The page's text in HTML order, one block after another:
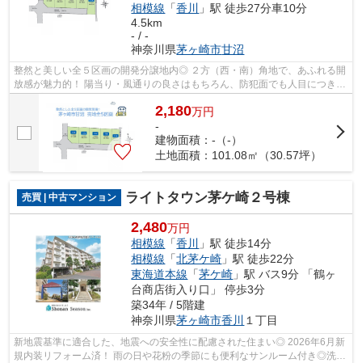
相模線 「香川 」駅 徒歩27分車10分
4.5km
- / -
神奈川県茅ヶ崎市甘沼
整然と美しい全５区画の開発分譲地内◎ ２方（西・南）角地で、あふれる開
放感が魅力的！ 陽当り・風通りの良さはもちろん、防犯面でも人目につきや
2,180万円
-
建物面積：-（-）
土地面積：101.08㎡（30.57坪）
売買 | 中古マンション ライトタウン茅ケ崎２号棟
2,480万円
相模線 「香川
」駅 徒歩14分
相模線 「北茅ケ崎 」駅 徒歩22分
東海道本線 「茅ケ崎 」駅 バス9分 「鶴ヶ
台商店街入り口」 停歩3分
築34年 / 5階建
神奈川県茅ヶ崎市香川 １丁目
新地震基準に適合した、地震への安全性に配慮された住まい◎ 2026年6月新
規内装リフォーム済！ 雨の日や花粉の季節にも便利なサンルーム付き◎洗濯